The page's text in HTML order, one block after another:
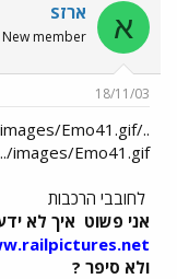
נ
א ארזS
New member
18/11/03
../images/Emo41.gif
לחובבי הרכבות
אני פשוט איך לא
ולא סיפר ?